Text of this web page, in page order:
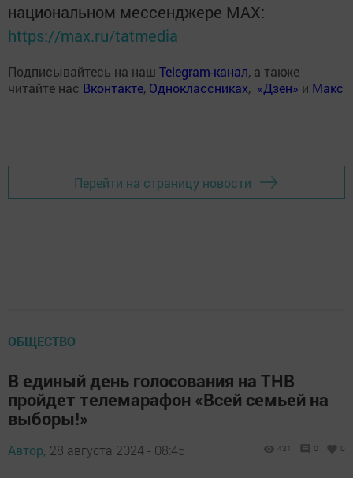
национальном мессенджере MАХ:
https://max.ru/tatmedia
Подписывайтесь на наш Telegram-канал, а также
читайте нас Вконтакте, Одноклассниках, «Дзен» и Макс
Перейти на страницу новости
ОБЩЕСТВО
В единый день голосования на ТНВ
пройдет телемарафон «Всей семьей на
выборы!»
Автор, 28 августа 2024 - 08:45 431 0 0